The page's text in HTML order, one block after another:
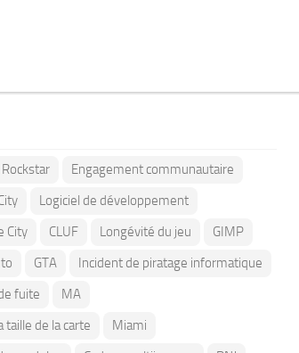
Engagement communautaire
Logiciel de développement
City
CLUF Longévité du jeu
GIMP
GTA
Incident de piratage informatique
fuite
MA
taille de la carte
Miami